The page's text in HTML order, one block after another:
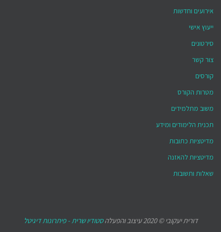
אירועים וחדשות
ייעוץ אישי
סירטונים
צור קשר
קורסים
מטרות הקורס
משוב מתלמידים
תכנית הלימודים ומידע
מדיטציות כתובות
מדיטציות להאזנה
שאלות ותשובות
דורית יעקובי © 2020 עיצוב והפעלה סטודיו שרית - פיתרונות דיגיטל